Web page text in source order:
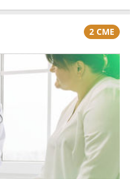
2 CME